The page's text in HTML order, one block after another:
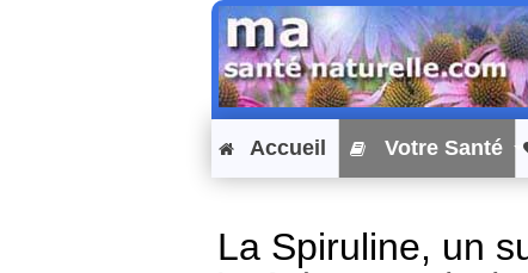
Accueil Votre Santé
La Spiruline, un